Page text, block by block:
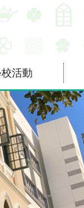
活動